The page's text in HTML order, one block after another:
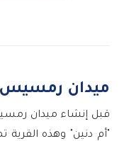
ميدان رمسيس
قبل إنشاء ميدان
"أم دنين" وهذه القرية